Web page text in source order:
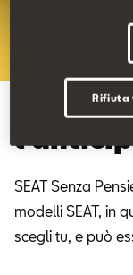
Liberi
SEAT Senza
modelli SEAT, in
scegli tu, e può
Rifiuta